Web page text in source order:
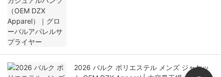
2026 バルク ポリエステル メンズ ジャケッ